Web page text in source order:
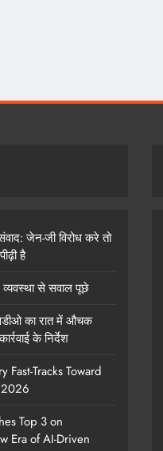
जेन-जी विरोध करे तो
है
व्यवस्था से सवाल पूछे
का रात में औचक
के निर्देश
Fast-Tracks Toward
Top 3 on
Era of AI-Driven